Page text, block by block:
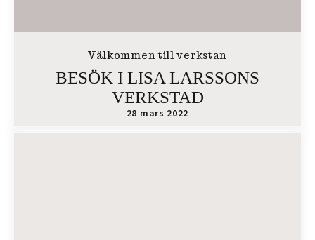
Välkommen till verkstan
BESÖK I LISA LARSSONS
VERKSTAD
28 mars 2022